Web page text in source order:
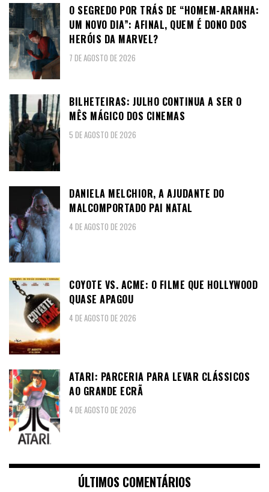
O SEGREDO POR TRÁS DE “HOMEM-ARANHA:
UM NOVO DIA”: AFINAL, QUEM É DONO DOS
HERÓIS DA MARVEL?
7 DE AGOSTO DE 2026
BILHETEIRAS: JULHO CONTINUA A SER O
MÊS MÁGICO DOS CINEMAS
5 DE AGOSTO DE 2026
DANIELA MELCHIOR, A AJUDANTE DO
MALCOMPORTADO PAI NATAL
4 DE AGOSTO DE 2026
COYOTE VS. ACME: O FILME QUE HOLLYWOOD
QUASE APAGOU
4 DE AGOSTO DE 2026
ATARI: PARCERIA PARA LEVAR CLÁSSICOS
AO GRANDE ECRÃ
4 DE AGOSTO DE 2026
ÚLTIMOS COMENTÁRIOS